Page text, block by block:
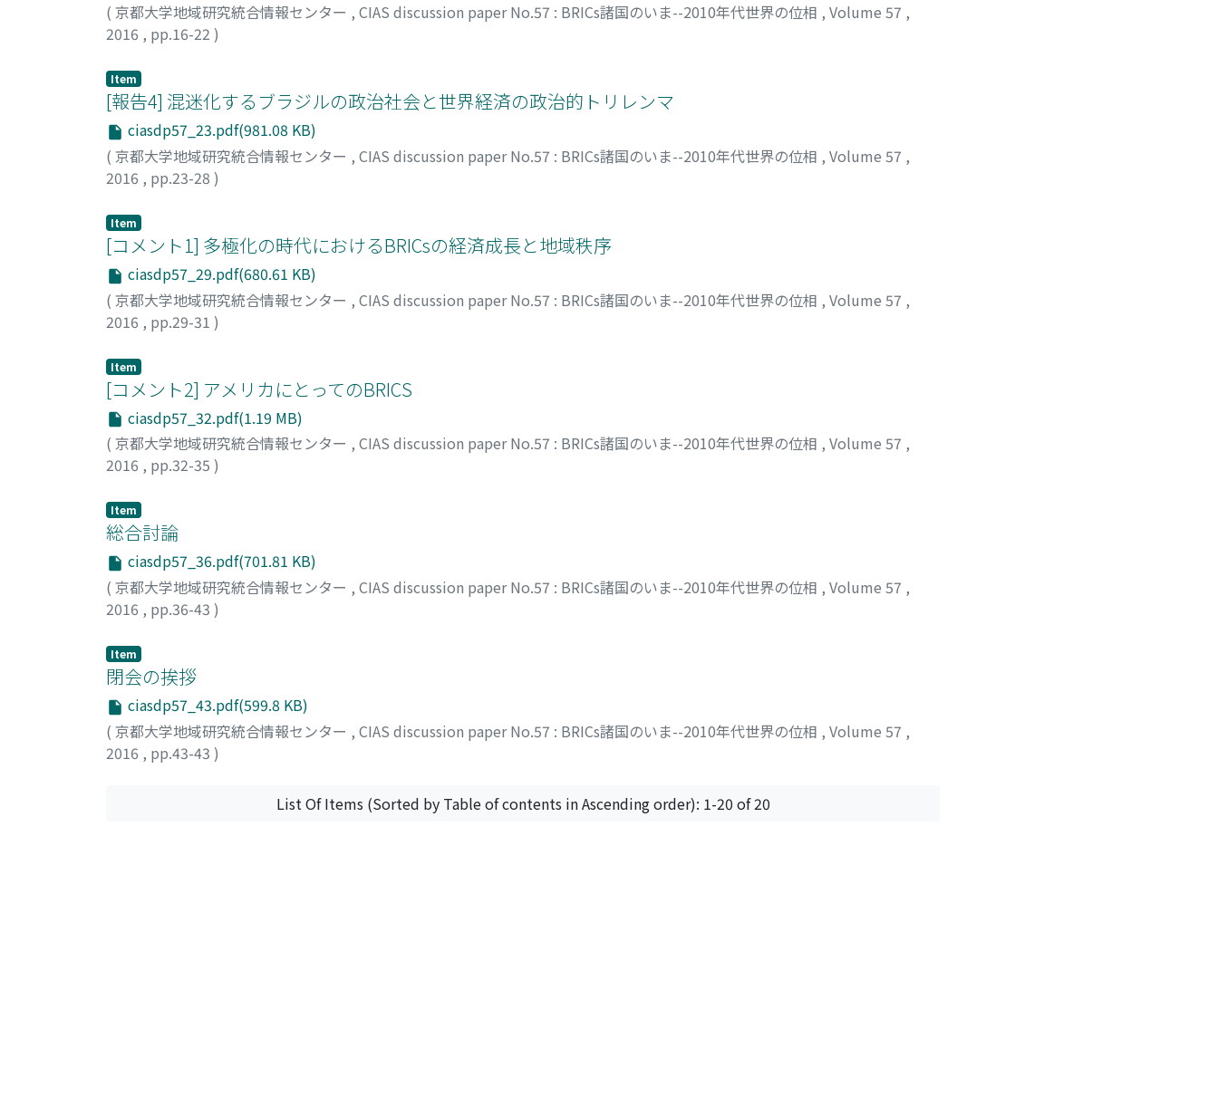
( 京都大学地域研究統合情報センター , CIAS discussion paper No.57 : BRICs諸国のいま--2010年代世界の位相 , Volume 57 ,
2016 , pp.16-22 )
Item
[報告4] 混迷化するブラジルの政治社会と世界経済の政治的トリレンマ
ciasdp57_23.pdf(981.08 KB)
( 京都大学地域研究統合情報センター , CIAS discussion paper No.57 : BRICs諸国のいま--2010年代世界の位相 , Volume 57 ,
2016 , pp.23-28 )
Item
[コメント1] 多極化の時代におけるBRICsの経済成長と地域秩序
ciasdp57_29.pdf(680.61 KB)
( 京都大学地域研究統合情報センター , CIAS discussion paper No.57 : BRICs諸国のいま--2010年代世界の位相 , Volume 57 ,
2016 , pp.29-31 )
Item
[コメント2] アメリカにとってのBRICS
ciasdp57_32.pdf(1.19 MB)
( 京都大学地域研究統合情報センター , CIAS discussion paper No.57 : BRICs諸国のいま--2010年代世界の位相 , Volume 57 ,
2016 , pp.32-35 )
Item
総合討論
ciasdp57_36.pdf(701.81 KB)
( 京都大学地域研究統合情報センター , CIAS discussion paper No.57 : BRICs諸国のいま--2010年代世界の位相 , Volume 57 ,
2016 , pp.36-43 )
Item
閉会の挨拶
ciasdp57_43.pdf(599.8 KB)
( 京都大学地域研究統合情報センター , CIAS discussion paper No.57 : BRICs諸国のいま--2010年代世界の位相 , Volume 57 ,
2016 , pp.43-43 )
List Of Items (Sorted by Table of contents in Ascending order): 1-20 of 20